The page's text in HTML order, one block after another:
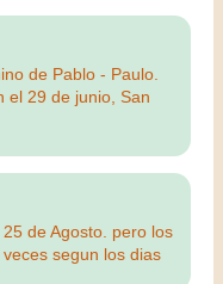
de Pablo - Paulo.
el 29 de junio, San
de Agosto. pero los
segun los dias